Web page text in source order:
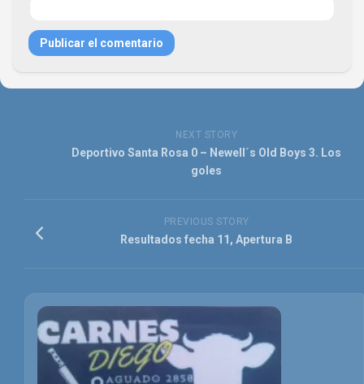
NEXT STORY
Deportivo Santa Rosa 0 – Newell´s Old Boys 3. Los
goles
PREVIOUS STORY
Resultados fecha 11, Apertura B